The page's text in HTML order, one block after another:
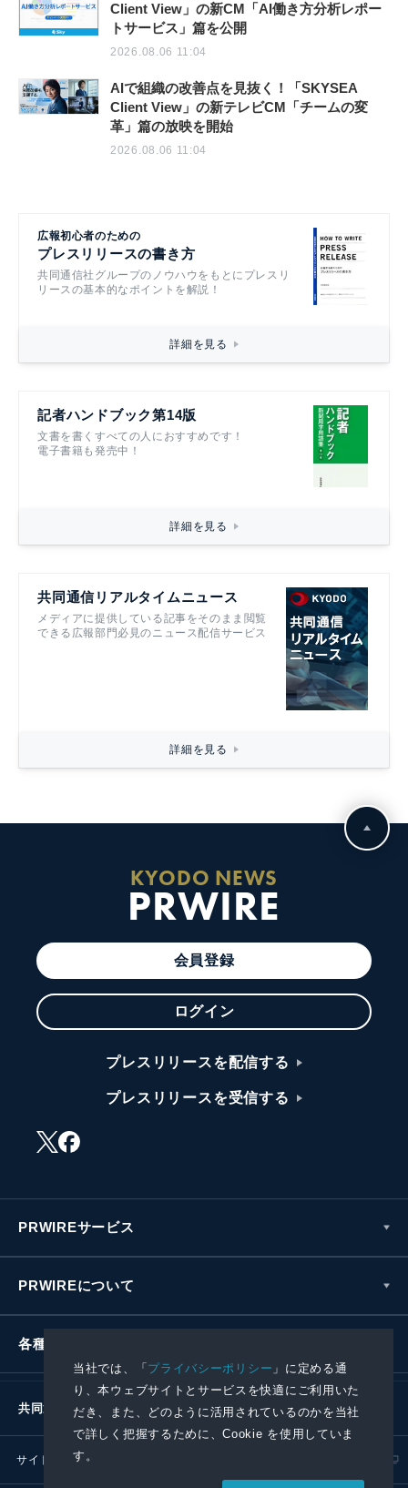
当社では、「プライバシーポリシー 」に定める通
り、本ウェブサイトとサービスを快適にご利用いた
だき、また、どのように活用されているのかを当社
で詳しく把握するために、Cookie を使用していま
す。
Client View」の新CM「AI働き方分析レポー
トサービス」篇を公開
2026.08.06 11:04
AIで組織の改善点を見抜く！「SKYSEA
Client View」の新テレビCM「チームの変
革」篇の放映を開始
2026.08.06 11:04
広報初心者のための
プレスリリースの書き方
共同通信社グループのノウハウをもとにプレスリ
リースの基本的なポイントを解説！
詳細を見る
記者ハンドブック第14版
文書を書くすべての人におすすめです！
電子書籍も発売中！
詳細を見る
共同通信リアルタイムニュース
メディアに提供している記事をそのまま閲覧
できる広報部門必見のニュース配信サービス
詳細を見る
KYODO NEWS
PRWIRE
会員登録
ログイン
プレスリリースを配信する
プレスリリースを受信する
PRWIREサービス
PRWIREについて
各種お問い合わせ
共同通信社グループ
サイトポリシー